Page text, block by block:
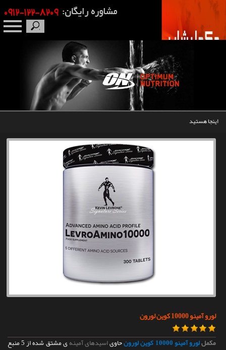
اینجا هستید
لورو آمینو 10000 کوین لورون
مکمللورو آمینو 10000 کوین لورون حاویاسیدهای آمینه
ی مشتق شده از 5 منبع